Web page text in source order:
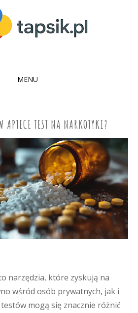
MENU
APTECE TEST NA NARKOTYKI?
narzędzia, które zyskują na
wśród osób prywatnych, jak i
mogą się znacznie różnić